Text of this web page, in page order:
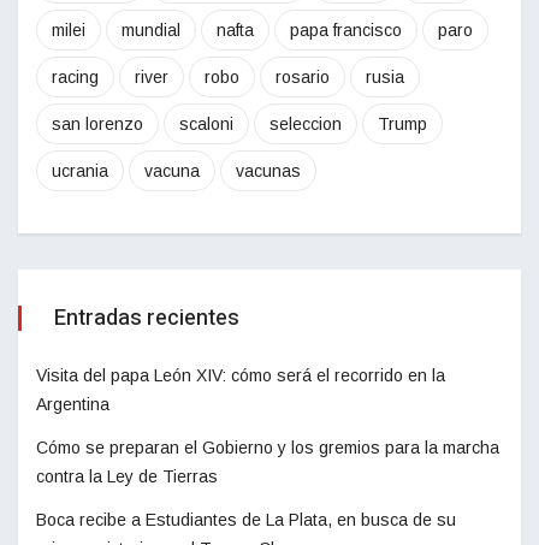
milei mundial nafta papa francisco paro
racing river robo rosario rusia
san lorenzo scaloni seleccion Trump
ucrania vacuna vacunas
Entradas recientes
Visita del papa León XIV: cómo será el recorrido en la
Argentina
Cómo se preparan el Gobierno y los gremios para la marcha
contra la Ley de Tierras
Boca recibe a Estudiantes de La Plata, en busca de su